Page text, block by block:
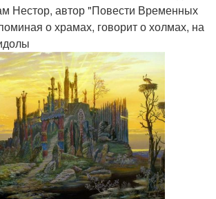
Нестор, автор "Повести Временных
о храмах, говорит о холмах, на